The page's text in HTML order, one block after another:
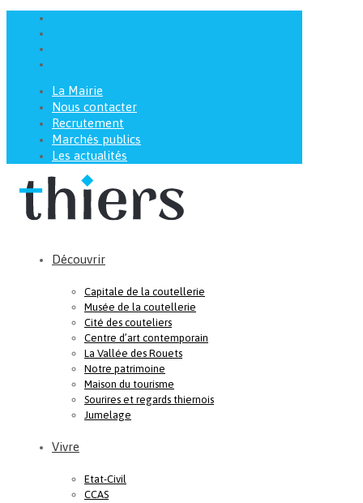
La Mairie
Nous contacter
Recrutement
Marchés publics
Les actualités
Découvrir
Capitale de la coutellerie
Musée de la coutellerie
Cité des couteliers
Centre d’art contemporain
La Vallée des Rouets
Notre patrimoine
Maison du tourisme
Sourires et regards thiernois
Jumelage
Vivre
Etat-Civil
CCAS